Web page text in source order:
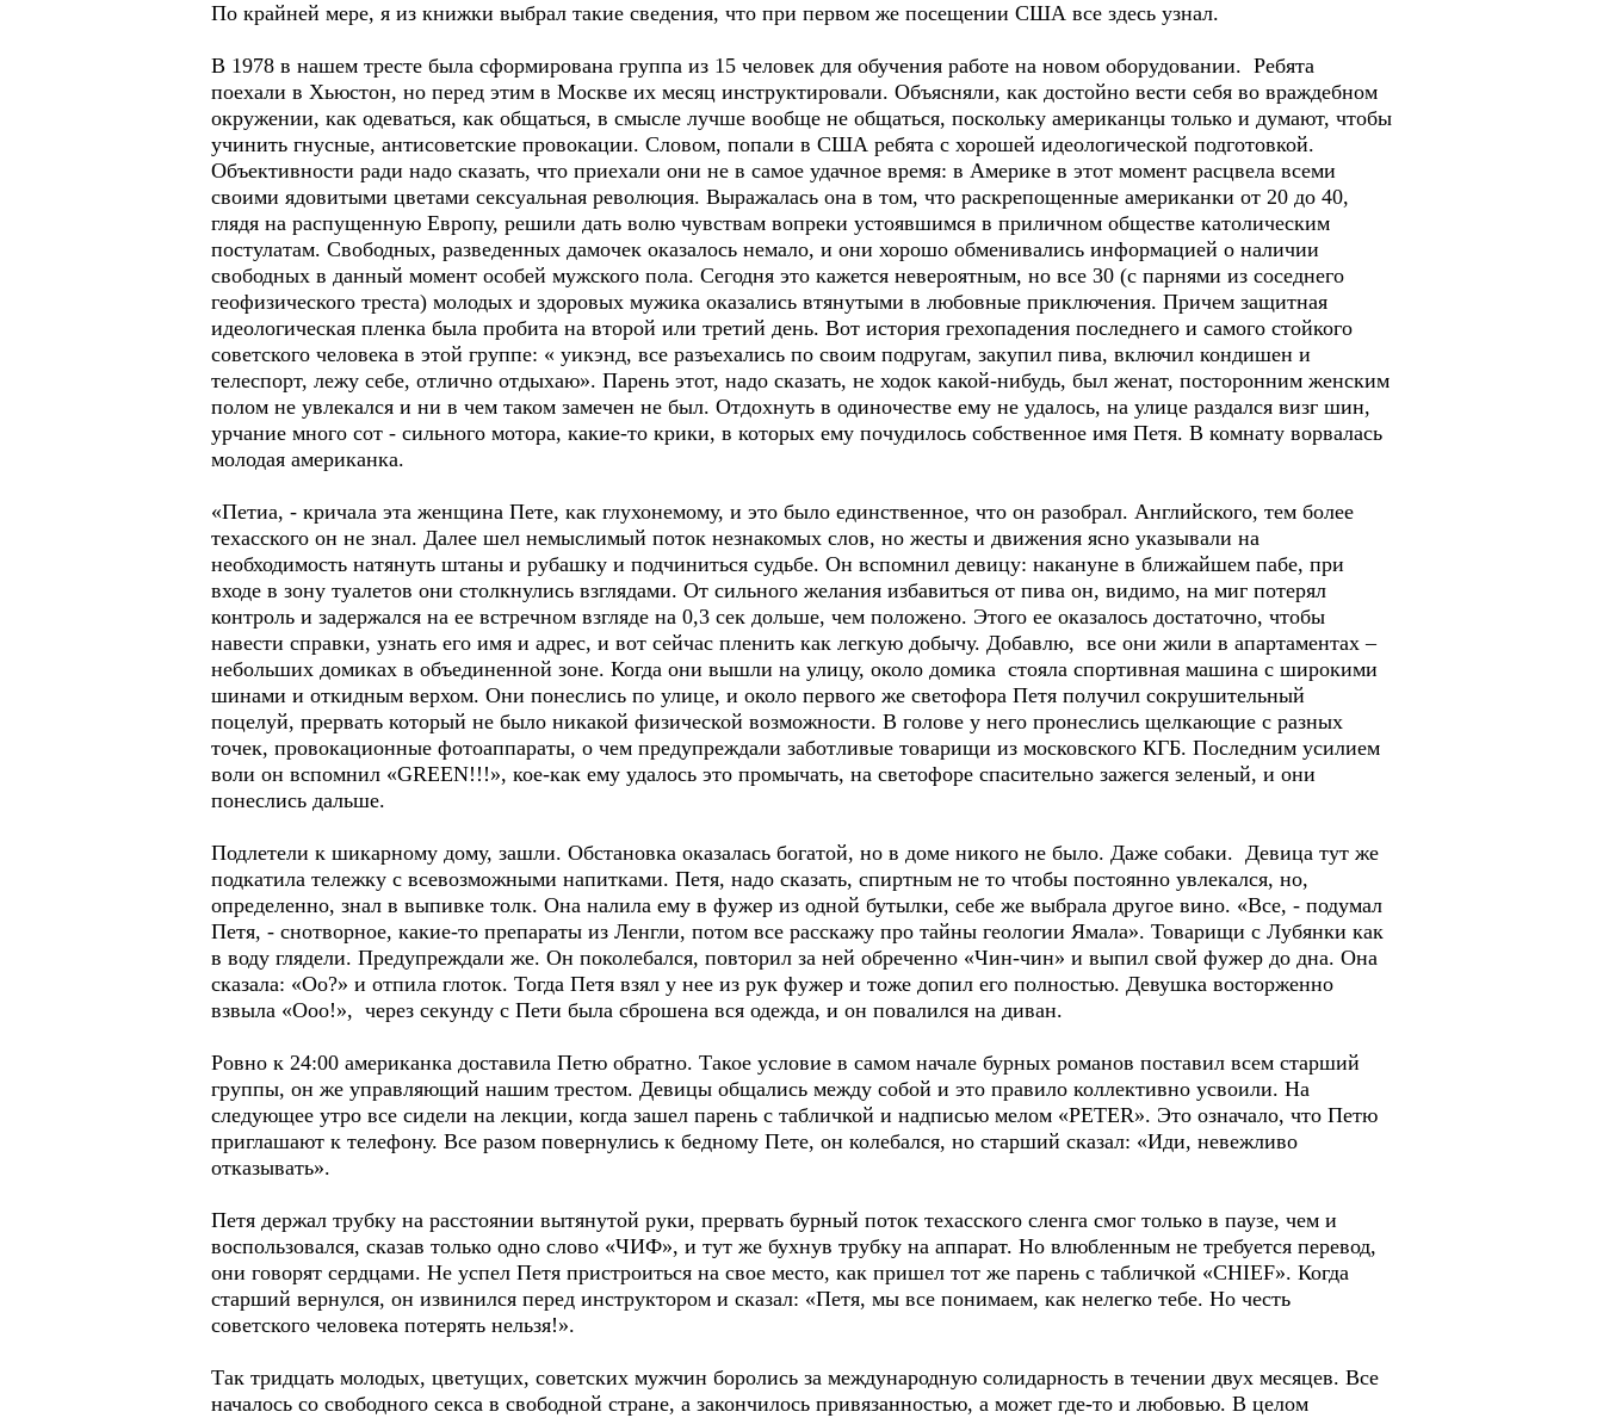
По крайней мере, я из книжки выбрал такие сведения, что при первом же посещении США все здесь узнал.
В 1978 в нашем тресте была сформирована группа из 15 человек для обучения работе на новом оборудовании. Ребята
поехали в Хьюстон, но перед этим в Москве их месяц инструктировали. Объясняли, как достойно вести себя во враждебном
окружении, как одеваться, как общаться, в смысле лучше вообще не общаться, поскольку американцы только и думают, чтобы
учинить гнусные, антисоветские провокации. Словом, попали в США ребята с хорошей идеологической подготовкой.
Объективности ради надо сказать, что приехали они не в самое удачное время: в Америке в этот момент расцвела всеми
своими ядовитыми цветами сексуальная революция. Выражалась она в том, что раскрепощенные американки от 20 до 40,
глядя на распущенную Европу, решили дать волю чувствам вопреки устоявшимся в приличном обществе католическим
постулатам. Свободных, разведенных дамочек оказалось немало, и они хорошо обменивались информацией о наличии
свободных в данный момент особей мужского пола. Сегодня это кажется невероятным, но все 30 (с парнями из соседнего
геофизического треста) молодых и здоровых мужика оказались втянутыми в любовные приключения. Причем защитная
идеологическая пленка была пробита на второй или третий день. Вот история грехопадения последнего и самого стойкого
советского человека в этой группе: « уикэнд, все разъехались по своим подругам, закупил пива, включил кондишен и
телеспорт, лежу себе, отлично отдыхаю». Парень этот, надо сказать, не ходок какой-нибудь, был женат, посторонним женским
полом не увлекался и ни в чем таком замечен не был. Отдохнуть в одиночестве ему не удалось, на улице раздался визг шин,
урчание много сот - сильного мотора, какие-то крики, в которых ему почудилось собственное имя Петя. В комнату ворвалась
молодая американка.
«Петиа, - кричала эта женщина Пете, как глухонемому, и это было единственное, что он разобрал. Английского, тем более
техасского он не знал. Далее шел немыслимый поток незнакомых слов, но жесты и движения ясно указывали на
необходимость натянуть штаны и рубашку и подчиниться судьбе. Он вспомнил девицу: накануне в ближайшем пабе, при
входе в зону туалетов они столкнулись взглядами. От сильного желания избавиться от пива он, видимо, на миг потерял
контроль и задержался на ее встречном взгляде на 0,3 сек дольше, чем положено. Этого ее оказалось достаточно, чтобы
навести справки, узнать его имя и адрес, и вот сейчас пленить как легкую добычу. Добавлю, все они жили в апартаментах –
небольших домиках в объединенной зоне. Когда они вышли на улицу, около домика стояла спортивная машина с широкими
шинами и откидным верхом. Они понеслись по улице, и около первого же светофора Петя получил сокрушительный
поцелуй, прервать который не было никакой физической возможности. В голове у него пронеслись щелкающие с разных
точек, провокационные фотоаппараты, о чем предупреждали заботливые товарищи из московского КГБ. Последним усилием
воли он вспомнил «GREEN!!!», кое-как ему удалось это промычать, на светофоре спасительно зажегся зеленый, и они
понеслись дальше.
Подлетели к шикарному дому, зашли. Обстановка оказалась богатой, но в доме никого не было. Даже собаки. Девица тут же
подкатила тележку с всевозможными напитками. Петя, надо сказать, спиртным не то чтобы постоянно увлекался, но,
определенно, знал в выпивке толк. Она налила ему в фужер из одной бутылки, себе же выбрала другое вино. «Все, - подумал
Петя, - снотворное, какие-то препараты из Ленгли, потом все расскажу про тайны геологии Ямала». Товарищи с Лубянки как
в воду глядели. Предупреждали же. Он поколебался, повторил за ней обреченно «Чин-чин» и выпил свой фужер до дна. Она
сказала: «Оо?» и отпила глоток. Тогда Петя взял у нее из рук фужер и тоже допил его полностью. Девушка восторженно
взвыла «Ооо!», через секунду с Пети была сброшена вся одежда, и он повалился на диван.
Ровно к 24:00 американка доставила Петю обратно. Такое условие в самом начале бурных романов поставил всем старший
группы, он же управляющий нашим трестом. Девицы общались между собой и это правило коллективно усвоили. На
следующее утро все сидели на лекции, когда зашел парень с табличкой и надписью мелом «PETER». Это означало, что Петю
приглашают к телефону. Все разом повернулись к бедному Пете, он колебался, но старший сказал: «Иди, невежливо
отказывать».
Петя держал трубку на расстоянии вытянутой руки, прервать бурный поток техасского сленга смог только в паузе, чем и
воспользовался, сказав только одно слово «ЧИФ», и тут же бухнув трубку на аппарат. Но влюбленным не требуется перевод,
они говорят сердцами. Не успел Петя пристроиться на свое место, как пришел тот же парень с табличкой «CHIEF». Когда
старший вернулся, он извинился перед инструктором и сказал: «Петя, мы все понимаем, как нелегко тебе. Но честь
советского человека потерять нельзя!».
Так тридцать молодых, цветущих, советских мужчин боролись за международную солидарность в течении двух месяцев. Все
началось со свободного секса в свободной стране, а закончилось привязанностью, а может где-то и любовью. В целом